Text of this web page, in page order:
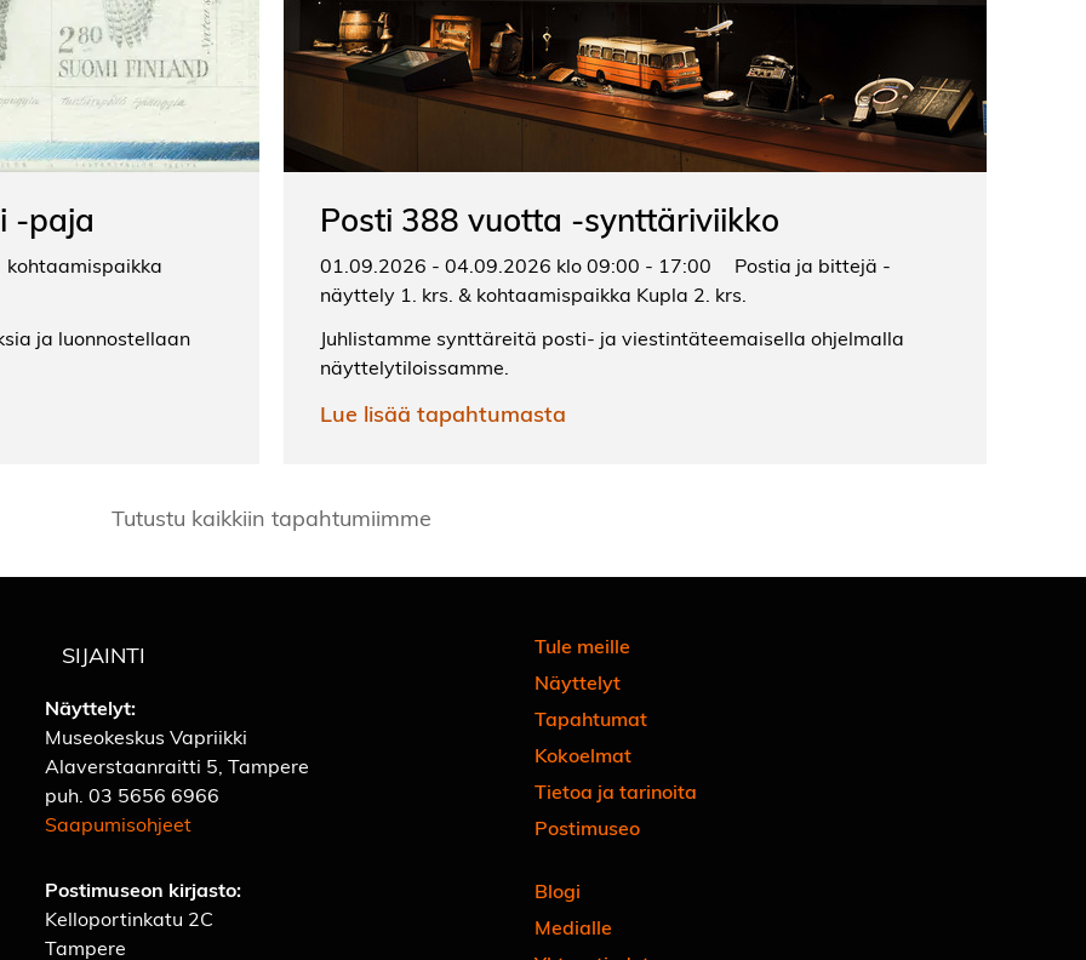
-paja
kohtaamispaikka
ja luonnostellaan
Posti 388 vuotta -synttäriviikko
01.09.2026 - 04.09.2026 klo 09:00 - 17:00
Postia ja bittejä -
näyttely 1. krs. & kohtaamispaikka Kupla 2. krs.
Juhlistamme synttäreitä posti- ja viestintäteemaisella ohjelmalla
näyttelytiloissamme.
Lue lisää tapahtumasta
Tutustu kaikkiin tapahtumiimme
SIJAINTI
Näyttelyt:
Museokeskus Vapriikki
Alaverstaanraitti 5, Tampere
puh.03 5656 6966
Saapumisohjeet
Postimuseon kirjasto:
Kelloportinkatu 2C
Tampere
Tule meille
Näyttelyt
Tapahtumat
Kokoelmat
Tietoa ja tarinoita
Postimuseo
Blogi
Medialle